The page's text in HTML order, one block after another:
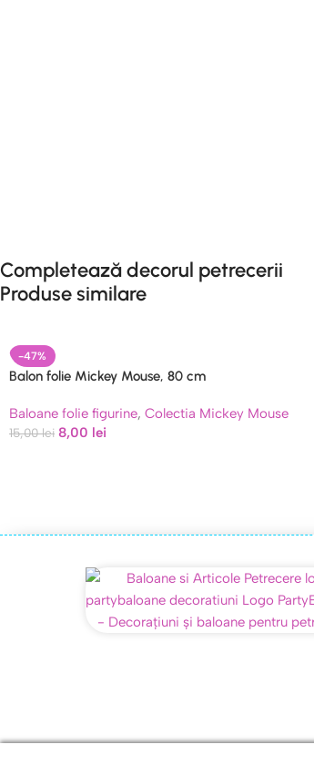
Completează decorul petrecerii
Produse similare
-47%
Balon folie Mickey Mouse, 80 cm
Baloane folie figurine, Colectia Mickey Mouse
15,00lei 8,00 lei